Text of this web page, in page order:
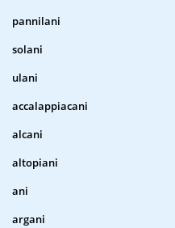
pannilani
solani
ulani
accalappiacani
alcani
altopiani
ani
argani